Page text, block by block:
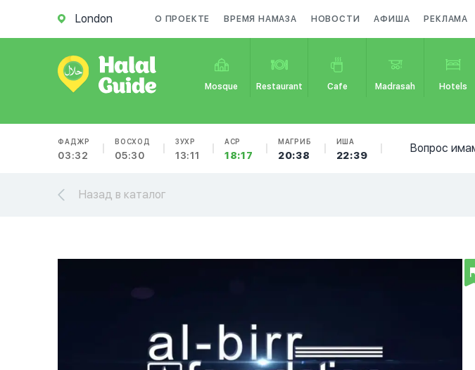
London О ПРОЕКТЕ ВРЕМЯ НАМАЗА НОВОСТИ АФИША РЕКЛАМА
Mosque Restaurant Cafe Madrasah Hotels
ФАДЖР
03:32
ВОСХОД
05:30
ЗУХР
13:11
АСР
18:17
МАГРИБ
20:38
ИША
22:39
Вопрос
Назад в каталог